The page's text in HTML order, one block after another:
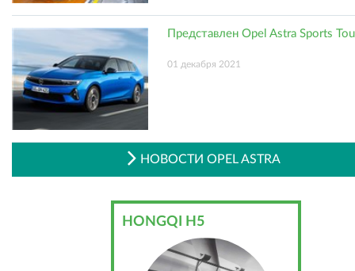
Представлен Opel Astra Sports
01 декабря 2021
НОВОСТИ OPEL ASTRA
HONGQI H5